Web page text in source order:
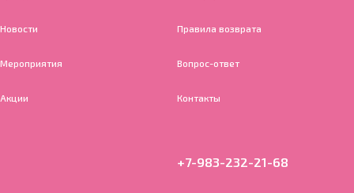
Новости
Мероприятия
Акции
Правила возврата
Вопрос-ответ
Контакты
+7-983-232-21-68